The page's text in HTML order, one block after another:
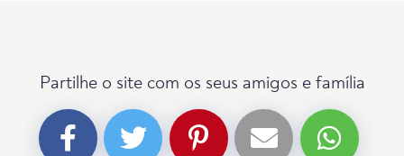
Partilhe o site com os seus amigos e família